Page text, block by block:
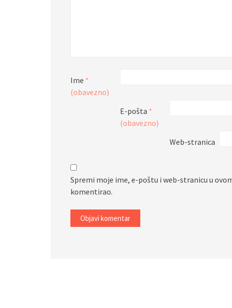
Ime *
(obavezno)
E-pošta *
(obavezno)
Web-stranica
Spremi moje ime, e-poštu i web-stranicu u
komentirao.